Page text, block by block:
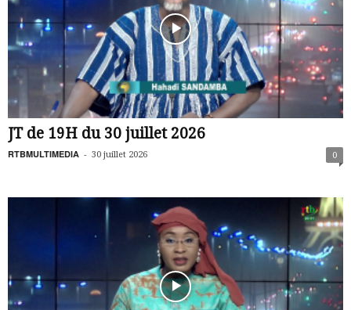
JT de 19H du 30 juillet 2026
RTBMULTIMEDIA - 30 juillet 2026 0